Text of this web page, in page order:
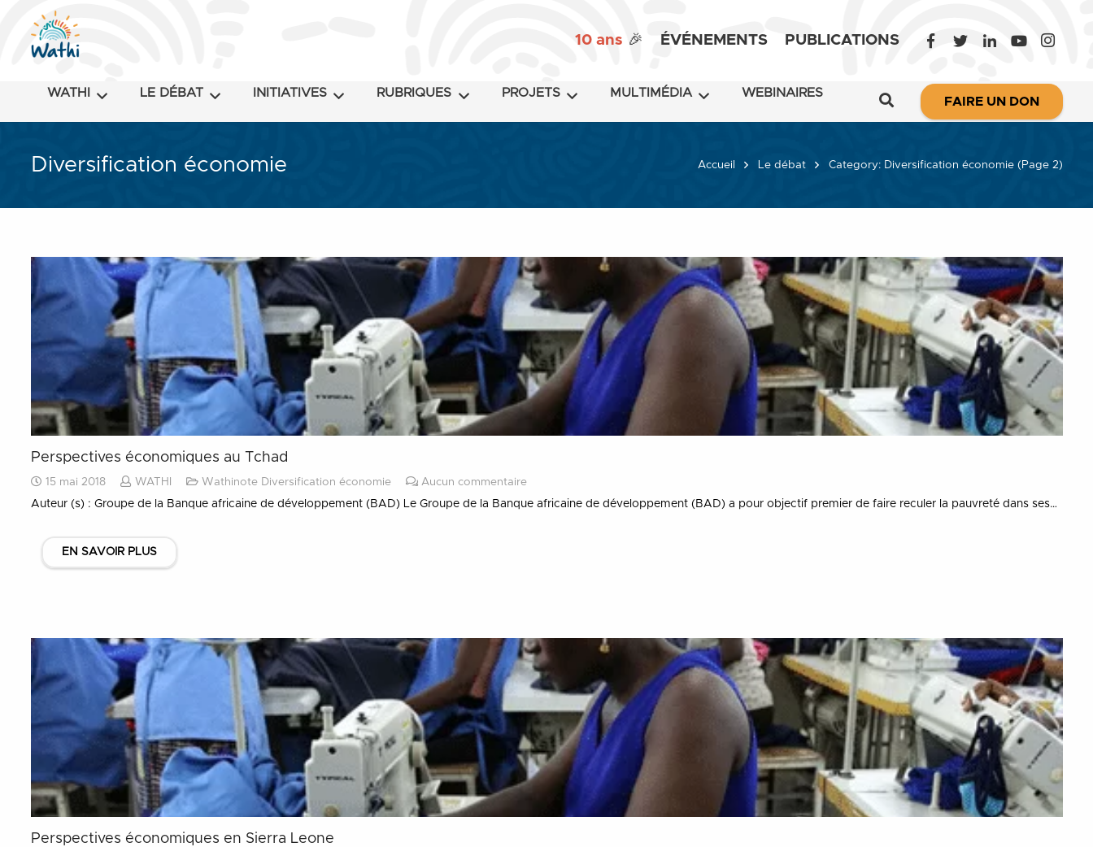
10 ans 🎉 ÉVÉNEMENTS PUBLICATIONS
WATHI LE DÉBAT INITIATIVES RUBRIQUES PROJETS MULTIMÉDIA WEBINAIRES
FAIRE UN DON
Diversification économie Accueil Le débat Category: Diversification économie(Page 2)
Perspectives économiques au Tchad
15 mai 2018 WATHI Wathinote Diversification économie
Aucun commentaire
Auteur (s) : Groupe de la Banque africaine de développement (BAD) Le Groupe de la Banque africaine de développement (BAD) a pour objectif premier de faire reculer la pauvreté dans ses…
EN SAVOIR PLUS
Perspectives économiques en Sierra Leone